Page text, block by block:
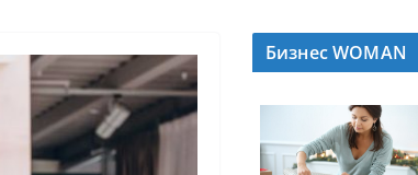
Бизнес WOMAN